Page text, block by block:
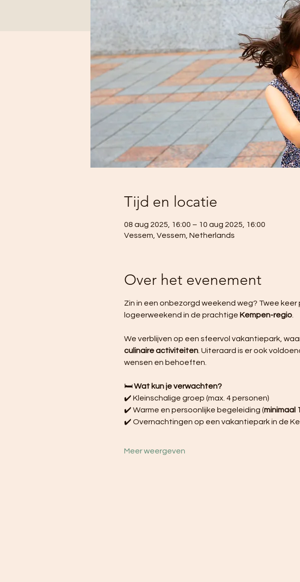
Tijd en locatie
08 aug 2025, 16:00 – 10 aug 2025, 16:00
Vessem, Vessem, Netherlands
Over het evenement
Zin in een onbezorgd weekend weg? Twee
logeerweekend in de prachtige Kempen-regio.
We verblijven op een sfeervol vakantiepark,
culinaire activiteiten. Uiteraard is er ook
wensen en behoeften.
🛏️ Wat kun je verwachten?
✔️ Kleinschalige groep (max. 4 personen)
✔️ Warme en persoonlijke begeleiding (minimaal
✔️ Overnachtingen op een vakantiepark in de
Meer weergeven